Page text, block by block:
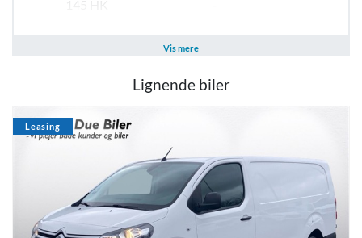
4
Partikelfilter (DPF)
Vis mere
Lignende biler
Leasing